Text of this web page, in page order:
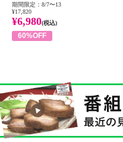
期間限定：8/7〜13
¥17,820
¥6,980(税込)
60%OFF